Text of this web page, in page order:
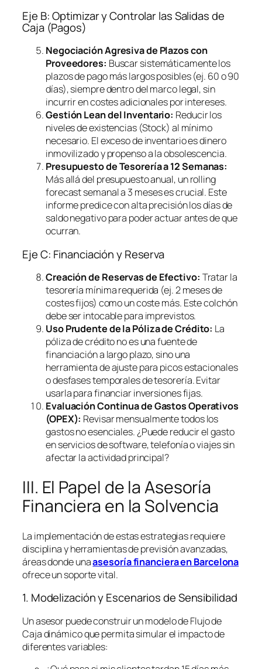
Eje B: Optimizar y Controlar las Salidas de
Caja (Pagos)
Negociación Agresiva de Plazos con
Proveedores: Buscar sistemáticamente los
plazos de pago más largos posibles (ej. 60 o 90
días), siempre dentro del marco legal, sin
incurrir en costes adicionales por intereses.
Gestión Lean del Inventario: Reducir los
niveles de existencias (Stock) al mínimo
necesario. El exceso de inventario es dinero
inmovilizado y propenso a la obsolescencia.
Presupuesto de Tesorería a 12 Semanas:
Más allá del presupuesto anual, unrolling
forecastsemanal a 3 meses es crucial. Este
informe predice con alta precisión los días de
saldo negativo para poder actuar antes de que
ocurran.
Eje C: Financiación y Reserva
Creación de Reservas de Efectivo: Tratar la
tesorería mínima requerida (ej. 2 meses de
costes fijos) como un coste más. Este colchón
debe ser intocable para imprevistos.
Uso Prudente de la Póliza de Crédito: La
póliza de crédito no es una fuente de
financiación a largo plazo, sino una
herramienta de ajuste para picos estacionales
o desfases temporales de tesorería. Evitar
usarla para financiar inversiones fijas.
Evaluación Continua de Gastos Operativos
(OPEX): Revisar mensualmente todos los
gastos no esenciales. ¿Puede reducir el gasto
en servicios desoftware, telefonía o viajes sin
afectar la actividad principal?
III. El Papel de la Asesoría
Financiera en la Solvencia
La implementación de estas estrategias requiere
disciplina y herramientas de previsión avanzadas,
áreas donde unaasesoría financiera en Barcelona
ofrece un soporte vital.
1. Modelización y Escenarios de Sensibilidad
Un asesor puede construir un modelo de Flujo de
Caja dinámico que permita simular el impacto de
diferentes variables: